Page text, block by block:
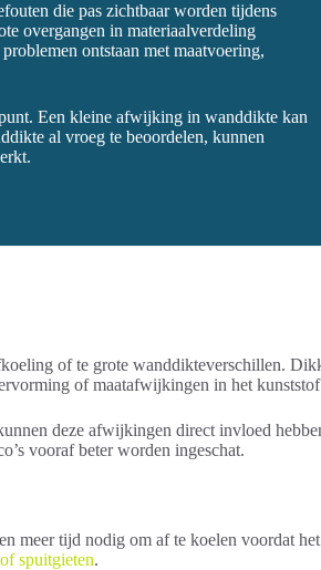
die pas zichtbaar worden tijdens
overgangen in materiaalverdeling
ontstaan met maatvoering,
Een kleine afwijking in wanddikte kan
al vroeg te beoordelen, kunnen
of te grote wanddikteverschillen.
of maatafwijkingen in het
deze afwijkingen direct invloed
vooraf beter worden ingeschat.
tijd nodig om af te koelen voordat
spuitgieten.